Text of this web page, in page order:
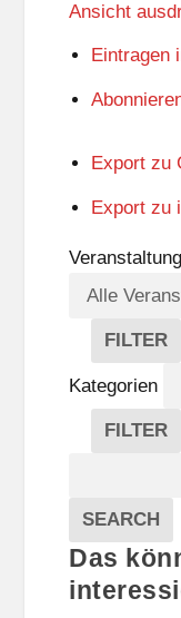
Ansicht
Eintragen
Export zu
Export zu
FILTER
V
E
R
A
A
L
T
U
N
Kategorien
FILTER
E
G
O
R
SEARCH
Das